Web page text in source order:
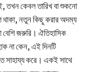
তখন কেবল তারিখ বা শুকনো
থাকা, নতুন কিছু করার অদম্য
বেশি জরুরি। ঐতিহাসিক
না কেন, এই দিনটি
সাহায্য করে। একই সাথে